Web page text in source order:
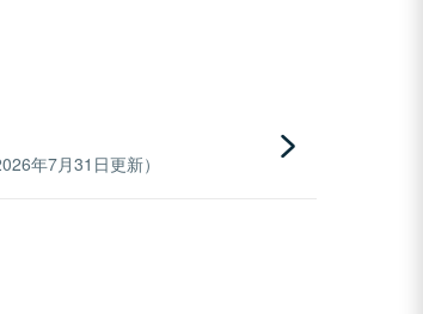
年7月31日更新）